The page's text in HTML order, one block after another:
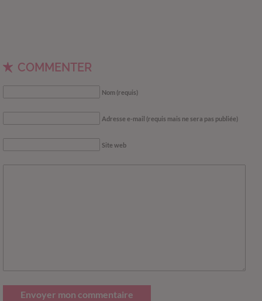
COMMENTER
Nom (requis)
Adresse e-mail (requis mais ne sera pas publiée)
Site web
Envoyer mon commentaire